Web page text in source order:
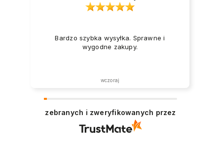
Bardzo szybka wysyłka. Sprawne i
wygodne zakupy.
wczoraj
zebranych i zweryfikowanych przez